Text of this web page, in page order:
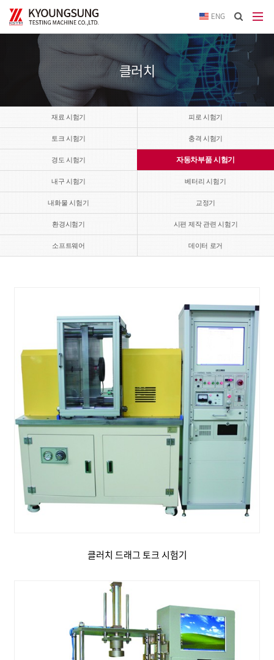
ENG
입력
답변
답변
이메
전송
클러치
재료 시험기 피로 시험기
토크 시험기 충격 시험기
경도 시험기 자동차부품 시험기
내구 시험기 베터리 시험기
내화물 시험기 교정기
환경시험기 시편 제작 관련 시험기
소프트웨어 데이터 로거
클러치 드래그 토크 시험기